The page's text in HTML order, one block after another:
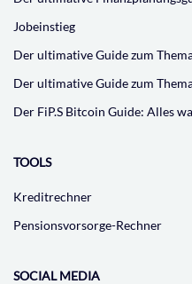
Jobeinstieg
Der ultimative Guide zum
Der ultimative Guide zum
Der FiP.S Bitcoin Guide: Alles
TOOLS
Kreditrechner
Pensionsvorsorge-Rechner
SOCIAL MEDIA